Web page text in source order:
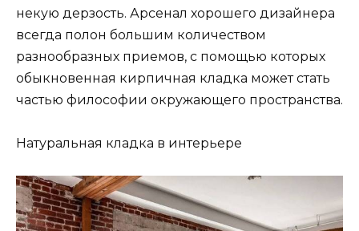
некую дерзость. Арсенал хорошего дизайнера
всегда полон большим количеством
разнообразных приемов, с помощью которых
обыкновенная кирпичная кладка может стать
частью философии окружающего пространства.
Натуральная кладка в интерьере